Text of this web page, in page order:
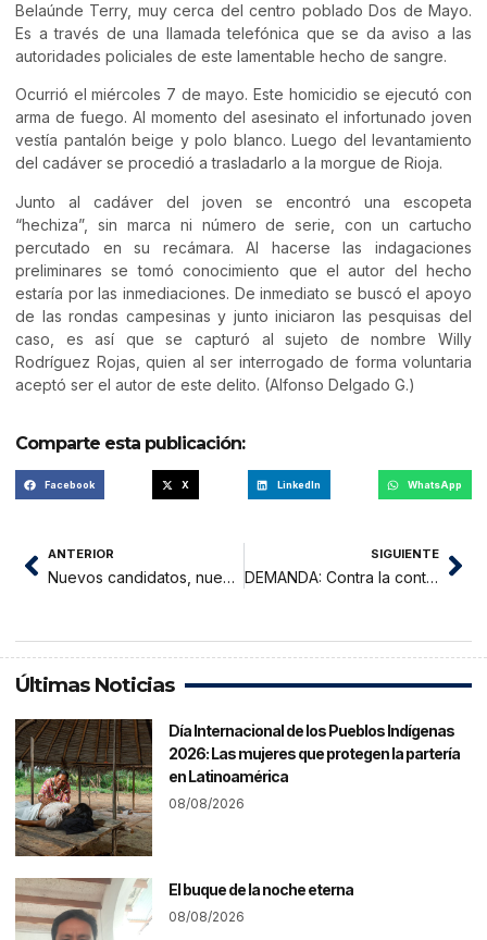
Belaúnde Terry, muy cerca del centro poblado Dos de Mayo.
Es a través de una llamada telefónica que se da aviso a las
autoridades policiales de este lamentable hecho de sangre.
Ocurrió el miércoles 7 de mayo. Este homicidio se ejecutó con
arma de fuego. Al momento del asesinato el infortunado joven
vestía pantalón beige y polo blanco. Luego del levantamiento
del cadáver se procedió a trasladarlo a la morgue de Rioja.
Junto al cadáver del joven se encontró una escopeta
“hechiza”, sin marca ni número de serie, con un cartucho
percutado en su recámara. Al hacerse las indagaciones
preliminares se tomó conocimiento que el autor del hecho
estaría por las inmediaciones. De inmediato se buscó el apoyo
de las rondas campesinas y junto iniciaron las pesquisas del
caso, es así que se capturó al sujeto de nombre Willy
Rodríguez Rojas, quien al ser interrogado de forma voluntaria
aceptó ser el autor de este delito. (Alfonso Delgado G.)
Comparte esta publicación:
Facebook X LinkedIn WhatsApp
ANTERIOR
Nuevos candidatos, nuevas posibilidades
SIGUIENTE
DEMANDA: Contra la contaminación visual
Últimas Noticias
Día Internacional de los Pueblos Indígenas
2026: Las mujeres que protegen la partería
en Latinoamérica
08/08/2026
El buque de la noche eterna
08/08/2026